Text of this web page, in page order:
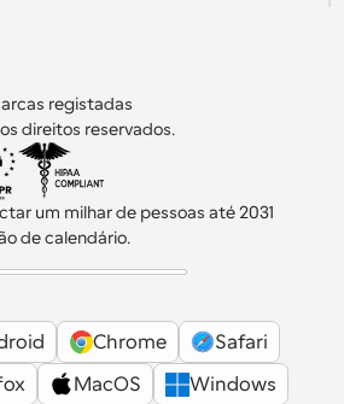
registadas
direitos reservados.
um milhar de pessoas até 2031
de calendário.
Chrome
Safari
MacOS
Windows